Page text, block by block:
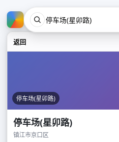
返回
停车场(星卯路)
停车场(星卯路)
镇江市京口区